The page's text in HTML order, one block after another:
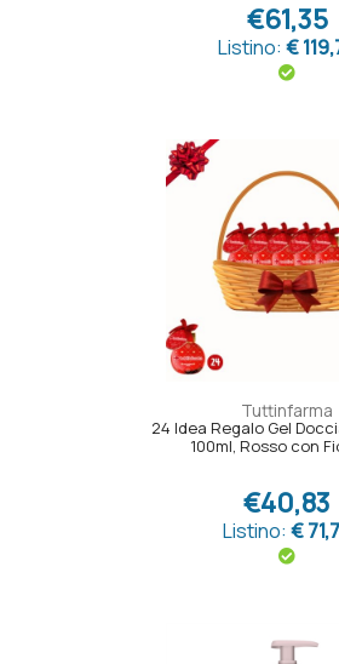
€61,35
Listino: €
Tuttinfarma
24 Idea Regalo Gel
100ml, Rosso con
€40,83
Listino: €